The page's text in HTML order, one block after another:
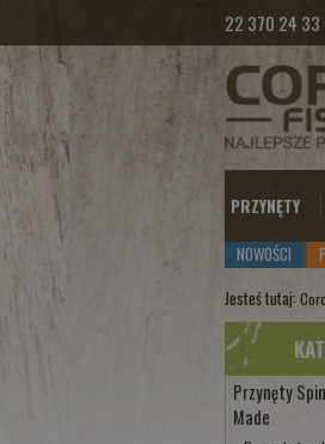
22 370 24 33
PRZYNĘTY
NOWOŚCI
Jesteś tutaj:
Przynęty
Made